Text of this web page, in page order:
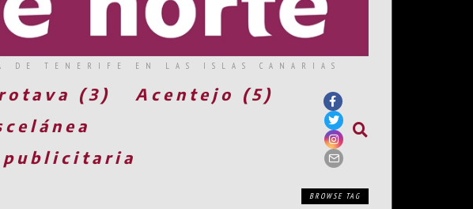
DE TENERIFE EN LAS ISLAS CANARIAS
(3)
Acentejo (5)
publicitaria
BROWSE TAG